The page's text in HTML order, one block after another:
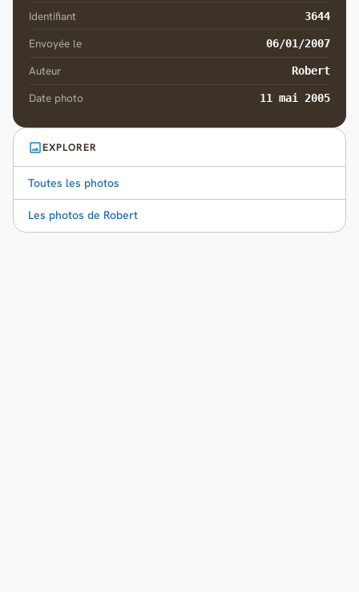
Identifiant 3644
Envoyée le 06/01/2007
Auteur Robert
Date photo 11 mai 2005
EXPLORER
Toutes les photos
Les photos de Robert